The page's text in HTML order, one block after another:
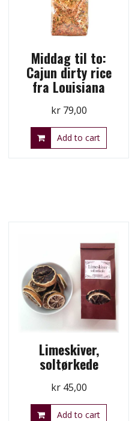
Middag til to:
Cajun dirty rice
fra Louisiana
kr79,00
Add to cart
Limeskiver,
soltørkede
kr45,00
Add to cart